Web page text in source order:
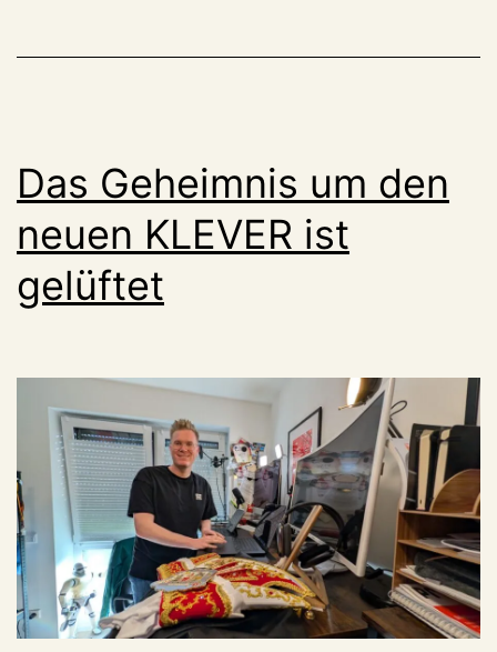
Effekten
Das Geheimnis um den
neuen KLEVER ist
gelüftet